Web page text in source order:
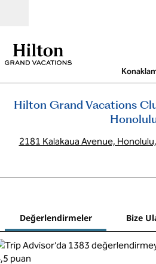
Hilton Grand Vacations
2181 Kalakaua Avenue,
Değerlendirmeler Bize